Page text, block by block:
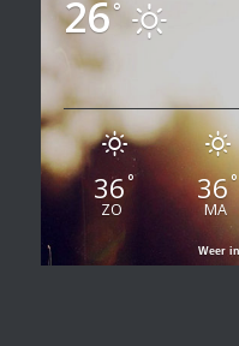
26°
36°
ZO
36°
MA
Weer